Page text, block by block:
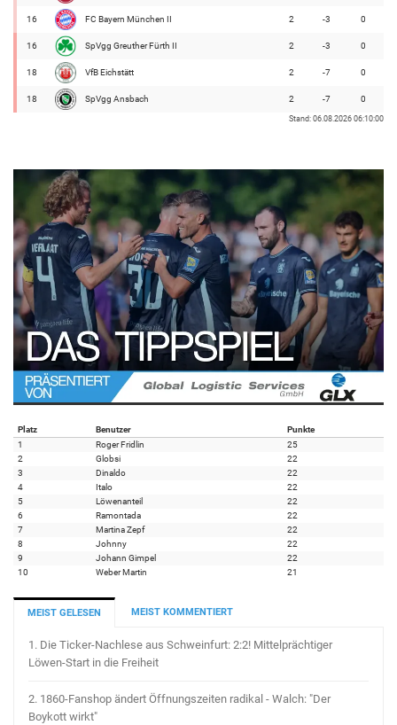
16 FC Bayern München II 2 -3 0
16 SpVgg Greuther Fürth II 2 -3 0
18 VfB Eichstätt 2 -7 0
18 SpVgg Ansbach 2 -7 0
Stand: 06.08.2026 06:10:00
Platz Benutzer
Punkte
1
Roger Fridlin
25
2
Globsi
22
3
Dinaldo
22
4
Italo
22
5
Löwenanteil
22
6
Ramontada
22
7
Martina Zepf
22
8
Johnny
22
9
Johann Gimpel
22
10
Weber Martin 21
MEIST GELESEN MEIST KOMMENTIERT
1. Die Ticker-Nachlese aus Schweinfurt: 2:2! Mittelprächtiger
Löwen-Start in die Freiheit
2. 1860-Fanshop ändert Öffnungszeiten radikal - Walch: "Der
Boykott wirkt"